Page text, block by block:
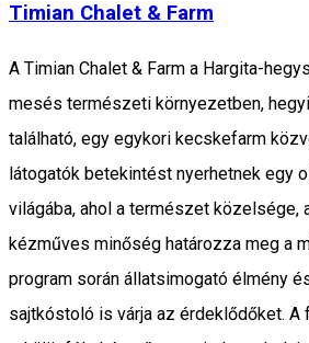
Timian Chalet & Farm
A Timian Chalet & Farm a Hargita-
mesés természeti környezetben,
található, egy egykori kecskefarm
látogatók betekintést nyerhetnek egy
világába, ahol a természet közelsége,
kézműves minőség határozza meg a
program során állatsimogató élmény
sajtkóstoló is várja az érdeklődőket. A